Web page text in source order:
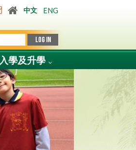
中文 ENG
入學及升學